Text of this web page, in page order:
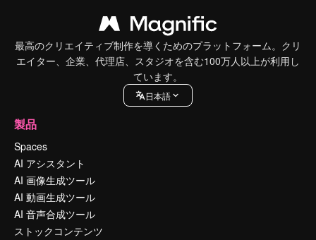
最高のクリエイティブ制作を導くためのプラットフォーム。クリ
エイター、企業、代理店、スタジオを含む100万人以上が利用し
ています。
日本語
製品
Spaces
AI アシスタント
AI 画像生成ツール
AI 動画生成ツール
AI 音声合成ツール
ストックコンテンツ